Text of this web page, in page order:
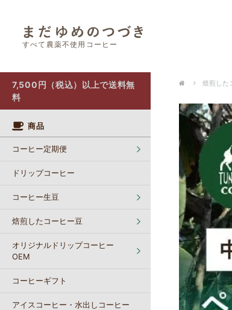
すべて農薬不使用コーヒー
7,500円（税込）以上で送料無
料
商品
コーヒー定期便
ドリップコーヒー
コーヒー生豆
焙煎したコーヒー豆
オリジナルドリップコーヒー
OEM
コーヒーギフト
アイスコーヒー・水出しコーヒー
焙煎した